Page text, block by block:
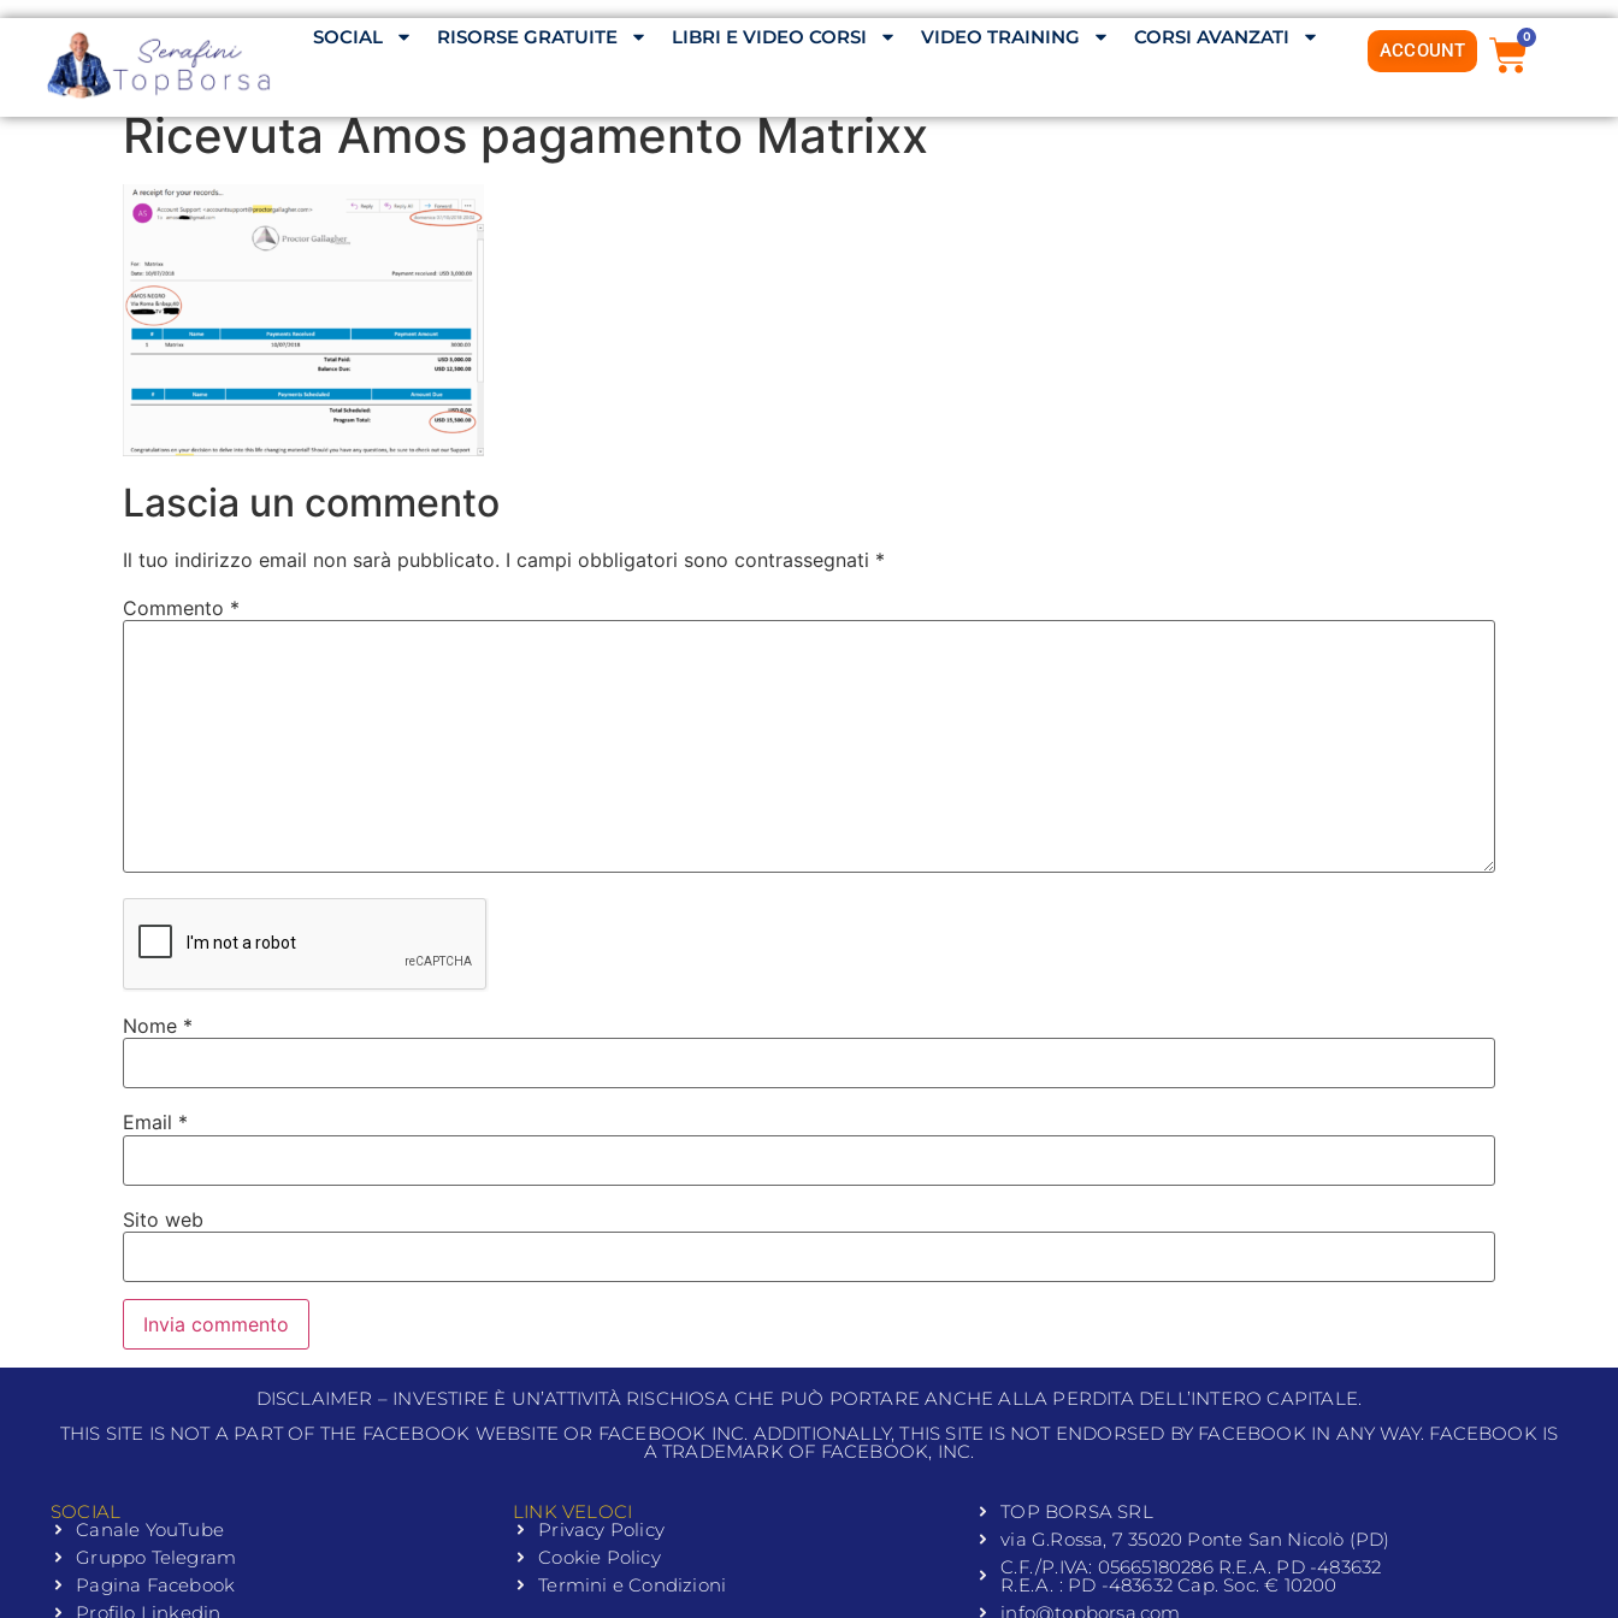
SOCIAL RISORSE GRATUITE LIBRI E VIDEO CORSI VIDEO TRAINING CORSI AVANZATI
ACCOUNT
0
Ricevuta Amos pagamento Matrixx
Lascia un commento
Il tuo indirizzo email non sarà pubblicato. I campi obbligatori sono contrassegnati *
Commento *
Nome *
Email *
Sito web
DISCLAIMER – INVESTIRE È UN’ATTIVITÀ RISCHIOSA CHE PUÒ PORTARE ANCHE ALLA PERDITA DELL’INTERO CAPITALE.
THIS SITE IS NOT A PART OF THE FACEBOOK WEBSITE OR FACEBOOK INC. ADDITIONALLY, THIS SITE IS NOT ENDORSED BY FACEBOOK IN ANY WAY. FACEBOOK IS
A TRADEMARK OF FACEBOOK, INC.
SOCIAL
Canale YouTube
Gruppo Telegram
Pagina Facebook
Profilo Linkedin
LINK VELOCI
Privacy Policy
Cookie Policy
Termini e Condizioni
TOP BORSA SRL
via G.Rossa, 7 35020 Ponte San Nicolò (PD)
C.F./P.IVA: 05665180286 R.E.A. PD -483632
R.E.A. : PD -483632 Cap. Soc. € 10200
info@topborsa.com